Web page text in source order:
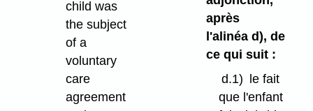
child was
the subject
of a
voluntary
care
agreement
après
l'alinéa d), de
ce qui suit :
d.1) le fait
que l'enfant